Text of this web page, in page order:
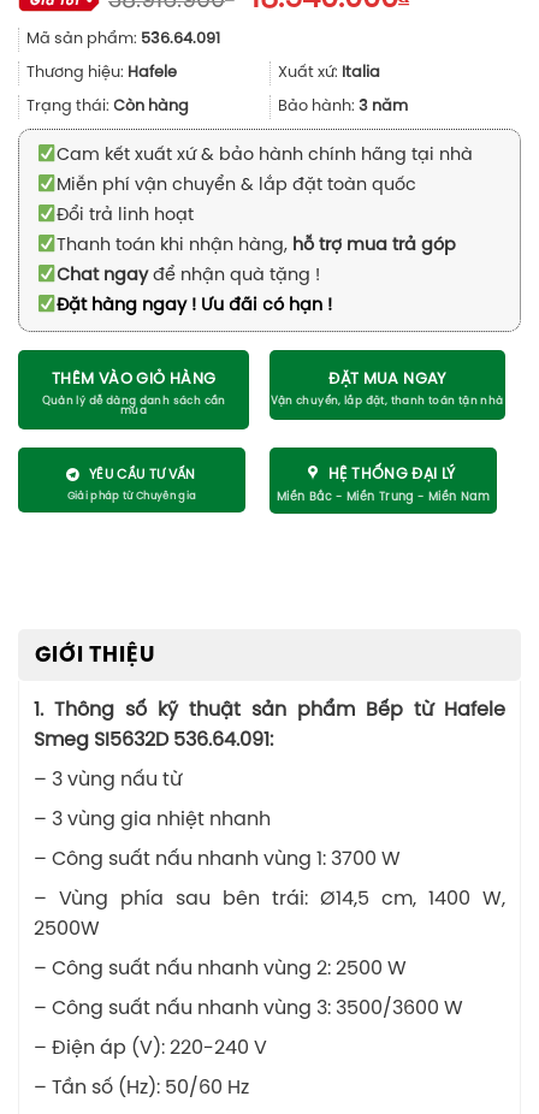
38.916.900₫.
Mã sản phẩm: 536.64.091
Thương hiệu: Hafele Xuất xứ: Italia
Trạng thái: Còn hàng Bảo hành: 3 năm
Cam kết xuất xứ & bảo hành chính hãng tại nhà
Miễn phí vận chuyển & lắp đặt toàn quốc
Đổi trả linh hoạt
Thanh toán khi nhận hàng, hỗ trợ mua trả góp
Chat ngayđể nhận quà tặng !
Đặt hàng ngay ! Ưu đãi có hạn !
THÊM VÀO GIỎ HÀNG ĐẶT MUA NGAY
YÊU CẦU TƯ VẤN HỆ THỐNG ĐẠI LÝ
GIỚI THIỆU
1. Thông số kỹ thuật sản phẩm Bếp từ Hafele
Smeg SI5632D 536.64.091:
– 3 vùng nấu từ
– 3 vùng gia nhiệt nhanh
– Công suất nấu nhanh vùng 1: 3700 W
– Vùng phía sau bên trái: Ø14,5 cm, 1400 W,
2500W
– Công suất nấu nhanh vùng 2: 2500 W
– Công suất nấu nhanh vùng 3: 3500/3600 W
– Điện áp (V): 220-240 V
– Tần số (Hz): 50/60 Hz